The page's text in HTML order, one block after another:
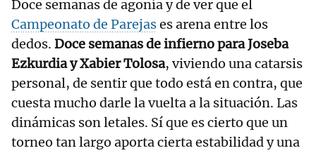
Doce semanas de agonía y de ver que el
Campeonato de Parejases arena entre los
dedos. Doce semanas de infierno para Joseba
Ezkurdia y Xabier Tolosa, viviendo una catarsis
personal, de sentir que todo está en contra, que
cuesta mucho darle la vuelta a la situación. Las
dinámicas son letales. Sí que es cierto que un
torneo tan largo aporta cierta estabilidad y una